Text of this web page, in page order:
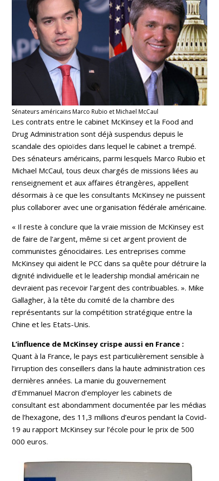
Sénateurs américains Marco Rubio et Michael McCaul
Les contrats entre le cabinet McKinsey et la Food and
Drug Administration sont déjà suspendus depuis le
scandale des opioïdes dans lequel le cabinet a trempé.
Des sénateurs américains, parmi lesquels Marco Rubio et
Michael McCaul, tous deux chargés de missions liées au
renseignement et aux affaires étrangères, appellent
désormais à ce que les consultants McKinsey ne puissent
plus collaborer avec une organisation fédérale américaine.
« Il reste à conclure que la vraie mission de McKinsey est
de faire de l’argent, même si cet argent provient de
communistes génocidaires. Les entreprises comme
McKinsey qui aident le PCC dans sa quête pour détruire la
dignité individuelle et le leadership mondial américain ne
devraient pas recevoir l’argent des contribuables. ». Mike
Gallagher, à la tête du comité de la chambre des
représentants sur la compétition stratégique entre la
Chine et les Etats-Unis.
L’influence de McKinsey crispe aussi en France :
Quant à la France, le pays est particulièrement sensible à
l’irruption des conseillers dans la haute administration ces
dernières années. La manie du gouvernement
d’Emmanuel Macron d’employer les cabinets de
consultant est abondamment documentée par les médias
de l’hexagone, des 11,3 millions d’euros pendant la Covid-
19 au rapport McKinsey sur l’école pour le prix de 500
000 euros.